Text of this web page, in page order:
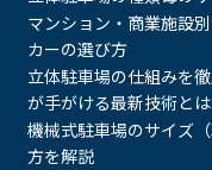
マンション・商業施設
カーの選び方
立体駐車場の仕組みを
が手がける最新技術とは
機械式駐車場のサイズ
方を解説